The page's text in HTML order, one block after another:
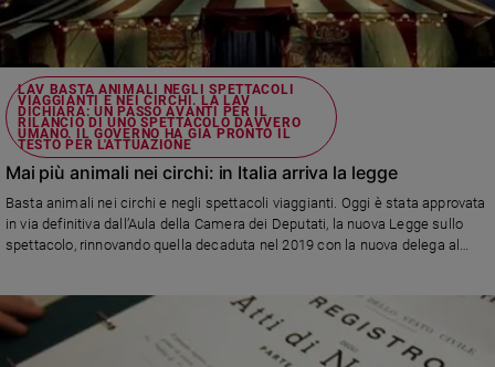
LAV BASTA ANIMALI NEGLI SPETTACOLI
VIAGGIANTI E NEI CIRCHI. LA LAV
DICHIARA: UN PASSO AVANTI PER IL
RILANCIO DI UNO SPETTACOLO DAVVERO
UMANO. IL GOVERNO HA GIÀ PRONTO IL
TESTO PER L'ATTUAZIONE
Mai più animali nei circhi: in Italia arriva la legge
Basta animali nei circhi e negli spettacoli viaggianti. Oggi è stata approvata
in via definitiva dall’Aula della Camera dei Deputati, la nuova Legge sullo
spettacolo, rinnovando quella decaduta nel 2019 con la nuova delega al
in linea con il sentire di moltissimi italiani Basta animali negli spettacoli
viaggianti e nei circhi. La Lav dichiara: un passo avanti per il rilancio di uno
spettacolo davvero umano. Il Governo ha già pronto il testo per l'attuazione